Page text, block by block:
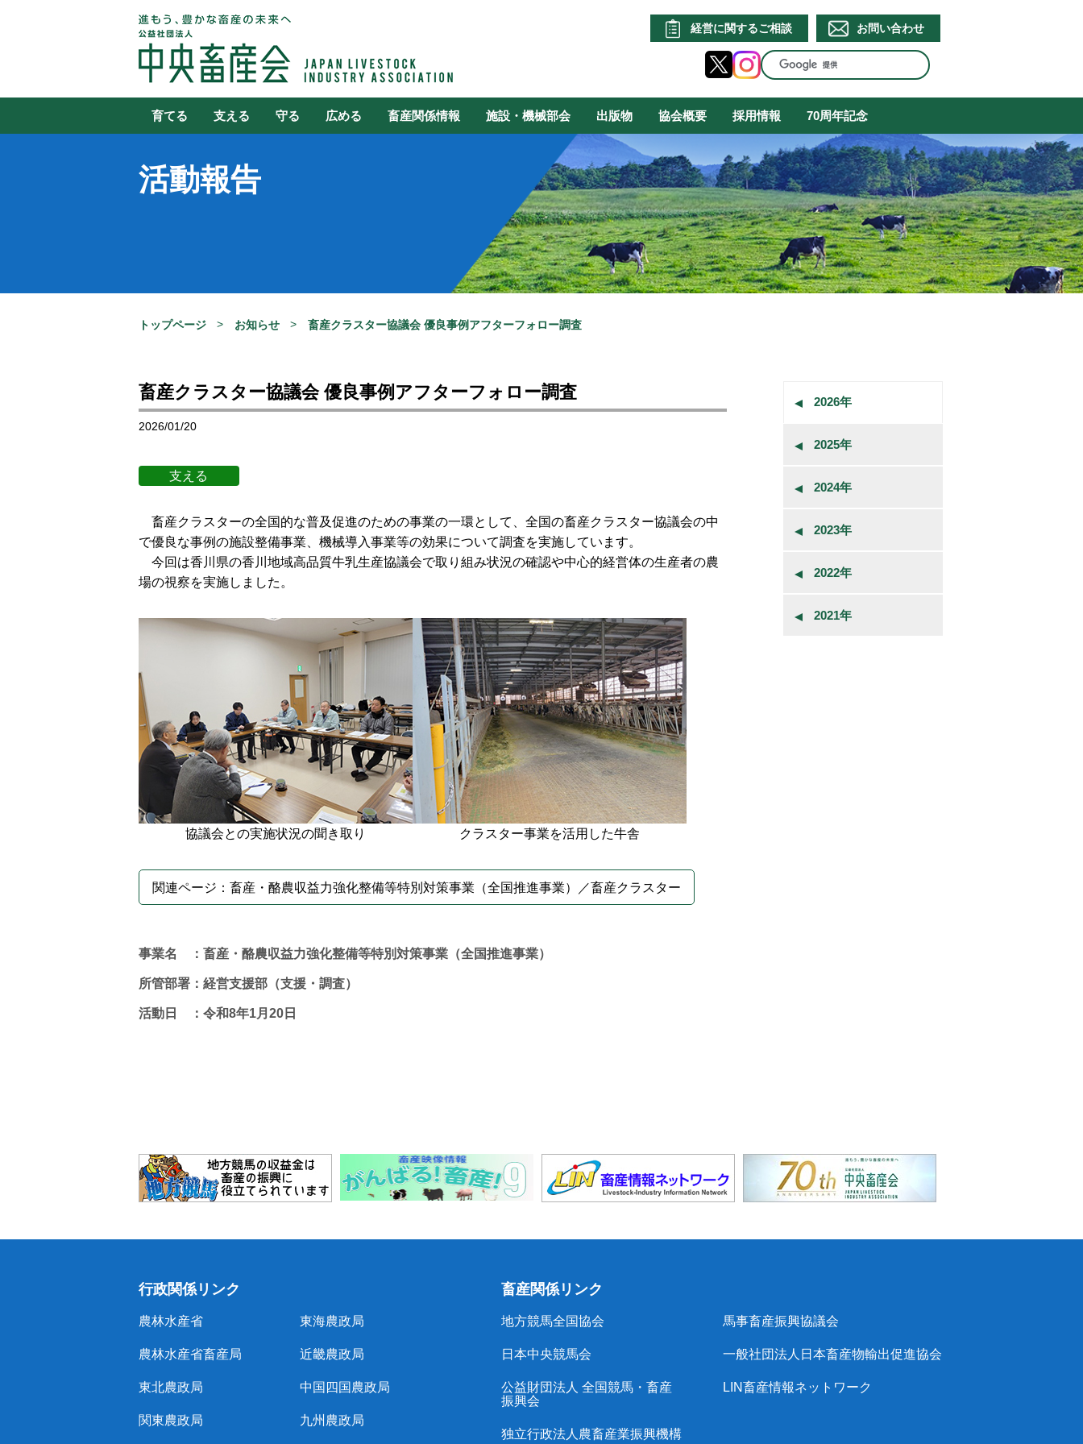
経営に関するご相談 お問い合わせ
育てる 支える 守る 広める 畜産関係情報 施設・機械部会 出版物 協会概要 採用情報 70周年記念
活動報告
トップページ お知らせ 畜産クラスター協議会 優良事例アフターフォロー調査
畜産クラスター協議会 優良事例アフターフォロー調査
2026/01/20
畜産クラスターの全国的な普及促進のための事業の一環として、全国の畜産クラスター協議会の中
で優良な事例の施設整備事業、機械導入事業等の効果について調査を実施しています。
今回は香川県の香川地域高品質牛乳生産協議会で取り組み状況の確認や中心的経営体の生産者の農
場の視察を実施しました。
協議会との実施状況の聞き取り クラスター事業を活用した牛舎
関連ページ：畜産・酪農収益力強化整備等特別対策事業（全国推進事業）／畜産クラスター
事業名 ：畜産・酪農収益力強化整備等特別対策事業（全国推進事業）
所管部署：経営支援部（支援・調査）
活動日 ：令和8年1月20日
2026年
2025年
2024年
2023年
2022年
2021年
行政関係リンク
農林水産省
農林水産省畜産局
東北農政局
関東農政局
東海農政局
近畿農政局
中国四国農政局
九州農政局
畜産関係リンク
地方競馬全国協会
日本中央競馬会
公益財団法人 全国競馬・畜産
振興会
独立行政法人農畜産業振興機構
馬事畜産振興協議会
一般社団法人日本畜産物輸出促進協会
LIN畜産情報ネットワーク